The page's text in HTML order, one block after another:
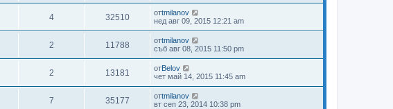
4 32510 отtmilanov
нед авг 09, 2015 12:21 am
2 11788 отtmilanov
съб авг 08, 2015 11:50 pm
2 13181 отBelov
чет май 14, 2015 11:45 am
7 35177 отtmilanov
вт сеп 23, 2014 10:38 pm